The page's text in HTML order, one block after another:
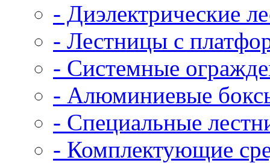
- Диэлектрические
- Лестницы с
- Системные
- Алюминиевые
- Специальные
- Комплектующие